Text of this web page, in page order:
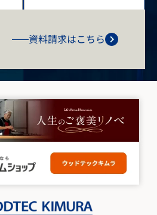
資料請求はこちら